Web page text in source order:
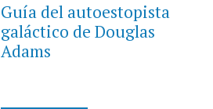
Guía del autoestopista
galáctico de Douglas
Adams